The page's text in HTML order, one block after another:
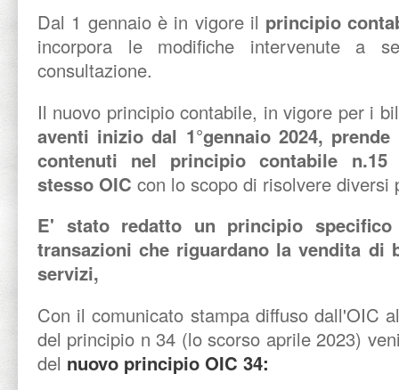
Dal 1 gennaio è in vigore il principio
incorpora le modifiche intervenute a
consultazione.
Il nuovo principio contabile, in vigore per i
aventi inizio dal 1°gennaio 2024,
contenuti nel principio contabile
stesso OIC con lo scopo di risolvere diversi
E' stato redatto un principio
transazioni che riguardano la vendita di
servizi,
Con il comunicato stampa diffuso dall'OIC
del principio n 34 (lo scorso aprile 2023)
del nuovo principio OIC 34: